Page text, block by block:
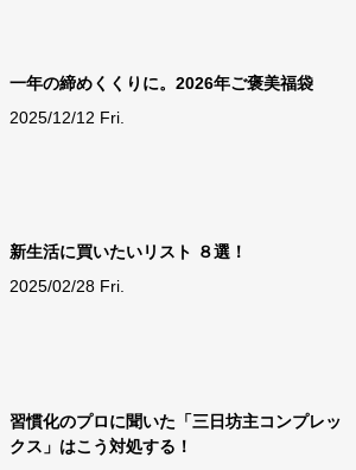
一年の締めくくりに。2026年ご褒美福袋
2025/12/12 Fri.
新生活に買いたいリスト ８選！
2025/02/28 Fri.
習慣化のプロに聞いた「三日坊主コンプレッ
クス」はこう対処する！